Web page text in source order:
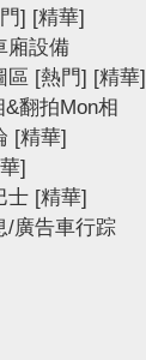
] [精華]
廂設備
區 [熱門] [精華]
翻拍Mon相
[精華]
]
士 [精華]
/廣告車行踪